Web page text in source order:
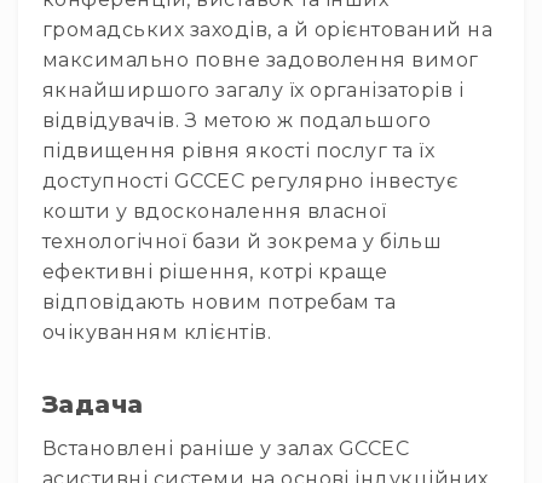
та
комплектуючі
Радіосистеми
Портативні
системи
Стаціонарні
системи
Моніторінг
(IEM)
Приймачі
Передавачі
радіосистеми
Аксесуари
громадських заходів, а й орієнтований на
максимально повне задоволення вимог
якнайширшого загалу їх організаторів і
відвідувачів. З метою ж подальшого
підвищення рівня якості послуг та їх
доступності GCCEC регулярно інвестує
кошти у вдосконалення власної
технологічної бази й зокрема у більш
ефективні рішення, котрі краще
відповідають новим потребам та
очікуванням клієнтів.
Задача
Встановлені раніше у залах GCCEC